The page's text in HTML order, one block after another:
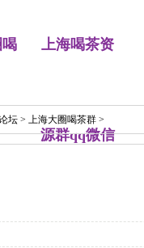
上海喝茶资
源群qq微信
坛 > 上海大圈喝茶群 >